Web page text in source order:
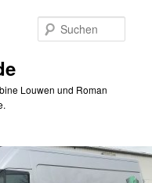
Louwen und Roman